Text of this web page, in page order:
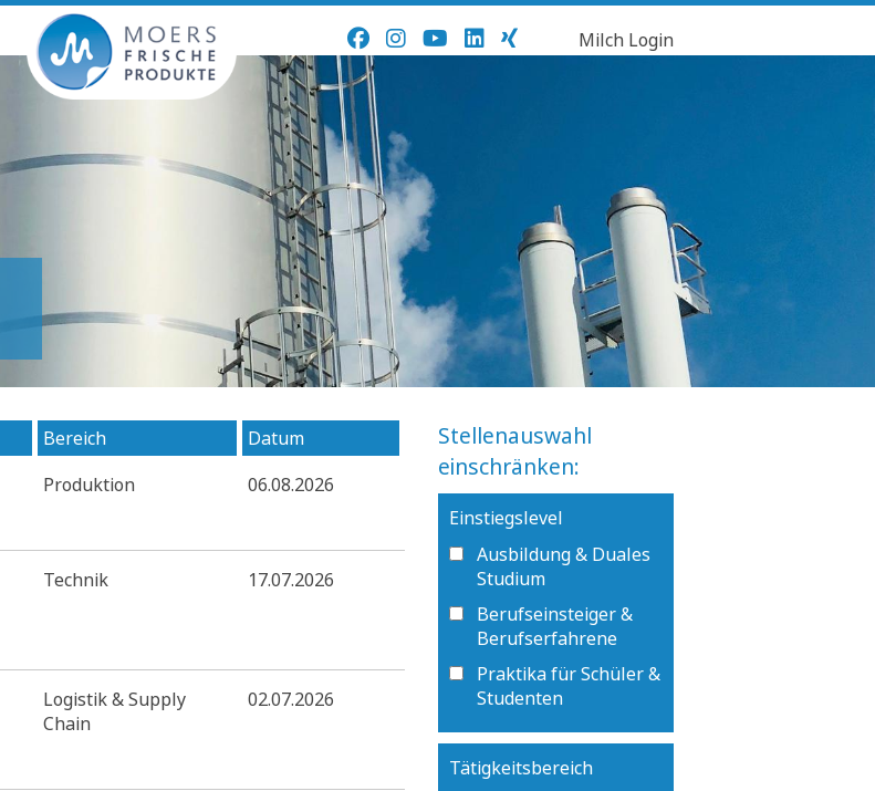
Milch Login
Bereich
Datum
Produktion 06.08.2026
Technik 17.07.2026
Logistik & Supply
Chain
02.07.2026
Stellenauswahl
einschränken:
Einstiegslevel
Ausbildung & Duales
Studium
Berufseinsteiger &
Berufserfahrene
Praktika für Schüler &
Studenten
Tätigkeitsbereich